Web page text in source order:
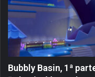
Bubbly Basin, 1ª